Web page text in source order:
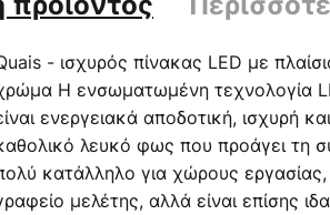
- ισχυρός πίνακας LED με
Η ενσωματωμένη τεχνολογία
ενεργειακά αποδοτική, ισχυρή
λευκό φως που προάγει τη
κατάλληλο για χώρους
μελέτης, αλλά είναι επίσης